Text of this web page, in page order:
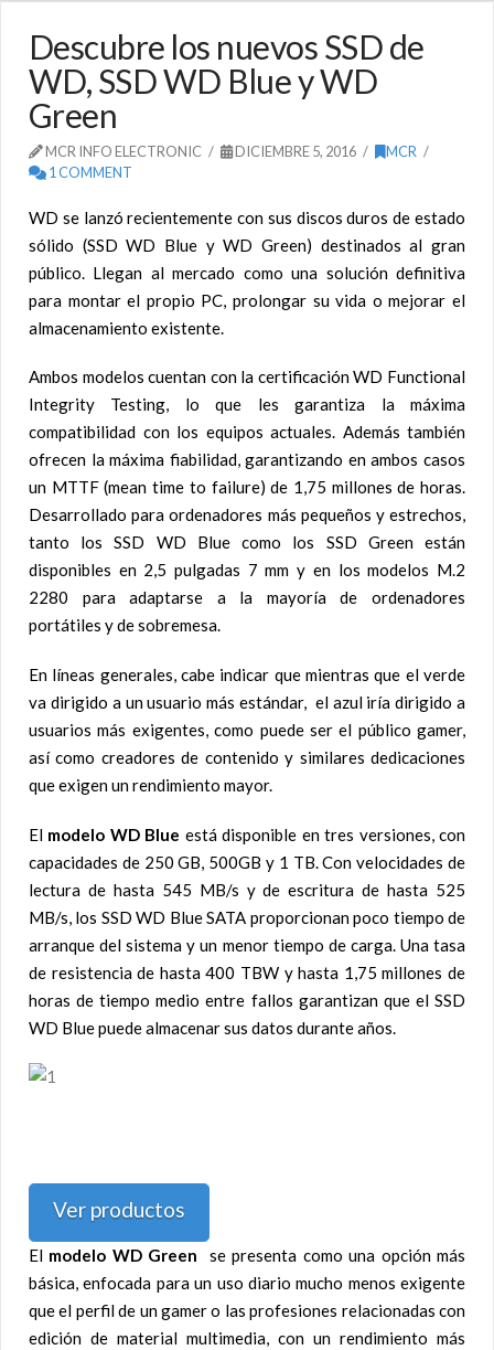
Descubre los nuevos SSD de
WD, SSD WD Blue y WD
Green
MCR INFO ELECTRONIC DICIEMBRE 5, 2016
MCR
1 COMMENT
WD se lanzó recientemente con sus discos duros de estado
sólido (SSD WD Blue y WD Green) destinados al gran
público. Llegan al mercado como una solución definitiva
para montar el propio PC, prolongar su vida o mejorar el
almacenamiento existente.
Ambos modelos cuentan con la certificaciónWD Functional
Integrity Testing, lo que les garantiza lamáxima
compatibilidad con los equipos actuales. Además también
ofrecen la máxima fiabilidad, garantizando en ambos casos
un MTTF (mean time to failure) de 1,75 millones de horas.
Desarrollado para ordenadores más pequeños y estrechos,
tanto los SSD WD Blue como los SSD Green están
disponibles en 2,5 pulgadas 7 mm y en los modelos M.2
2280 para adaptarse a la mayoría de ordenadores
portátiles y de sobremesa.
En líneas generales, cabe indicar que mientras que el verde
va dirigido a un usuario más estándar, el azul iría dirigido a
usuarios más exigentes, como puede ser el público gamer,
así como creadores de contenido y similares dedicaciones
que exigen un rendimiento mayor.
El modelo WD Blue está disponible en tres versiones, con
capacidades de 250 GB, 500GB y 1 TB. Con velocidades de
lectura de hasta 545 MB/s y de escritura de hasta 525
MB/s, los SSD WD Blue SATA proporcionan poco tiempo de
arranque del sistema y un menor tiempo de carga. Una tasa
de resistencia de hasta 400 TBW y hasta 1,75 millones de
horas de tiempo medio entre fallos garantizan que el SSD
WD Blue puede almacenar sus datos durante años.
Ver productos
El modelo WD Green se presenta como una opción más
básica, enfocada para un uso diario mucho menos exigente
que el perfil de un gamer o las profesiones relacionadas con
edición de material multimedia, con un rendimiento más